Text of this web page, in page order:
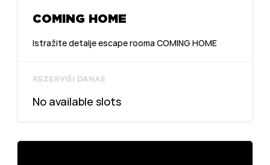
COMING HOME
Istražite detalje escape rooma COMING HOME
REZERVIŠI DANAS
No available slots